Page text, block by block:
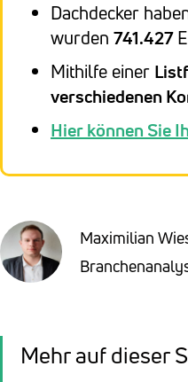
Dachdecker
wurden 741.427
Mithilfe einer
verschiedenen
Hier können Sie
Maximilian
Mehr auf dieser